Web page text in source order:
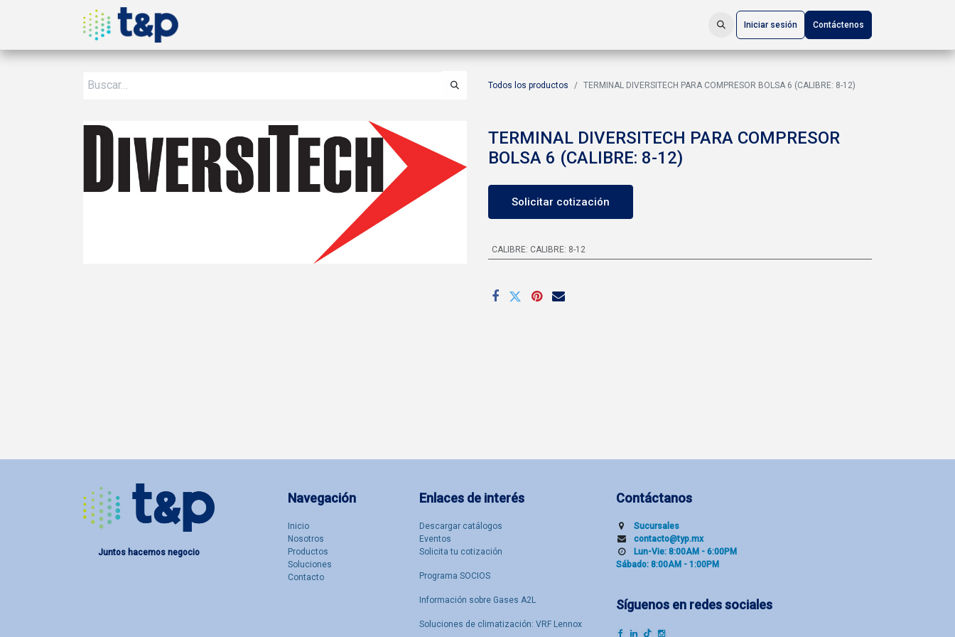
Iniciar sesión Contáctenos
Todos los productos TERMINAL DIVERSITECH PARA COMPRESOR BOLSA 6 (CALIBRE: 8-12)
TERMINAL DIVERSITECH PARA COMPRESOR
BOLSA 6 (CALIBRE: 8-12)
Solicitar cotización
CALIBRE: CALIBRE: 8-12
Enlaces de interés
Descargar catálogos
Eventos
Solicita tu cotización
Programa SOCIOS
Información sobre Gases A2L
Soluciones de climatización: VRF Lennox
Navegación
Inicio
Nosotro​s
Productos
Soluciones
Contacto
Contáctanos
Sucu​rsal​es
contacto@typ.mx
Lun-Vie: 8:00AM - 6:00PM
Sábado: 8:00AM - 1:00PM
Síguenos en redes sociales
Juntos hacemos negocio